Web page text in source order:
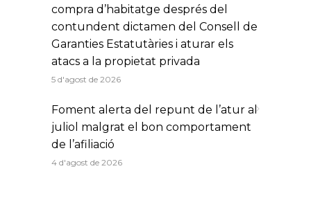
compra d’habitatge després del
contundent dictamen del Consell de
Garanties Estatutàries i aturar els
atacs a la propietat privada
5 d'agost de 2026
Foment alerta del repunt de l’atur al
juliol malgrat el bon comportament
de l’afiliació
4 d'agost de 2026